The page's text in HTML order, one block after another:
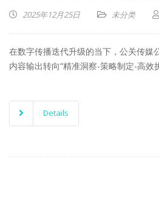
2025年12月25日 未分类
在数字传播迭代升级的当下，公关传媒
内容输出转向“精准洞察-策略制定-高效
Details